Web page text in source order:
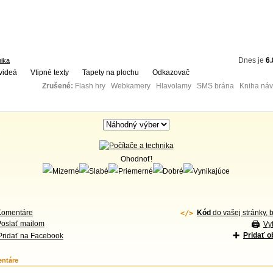
Dnes je
Vtipné texty Tapety na plochu
Odkazovač
Zrušené: Flash hry Webkamery Hlavolamy SMS brána Kniha
Ohodnoť!
mailom
na Facebook
Kód do vašej stránky,
Pridať